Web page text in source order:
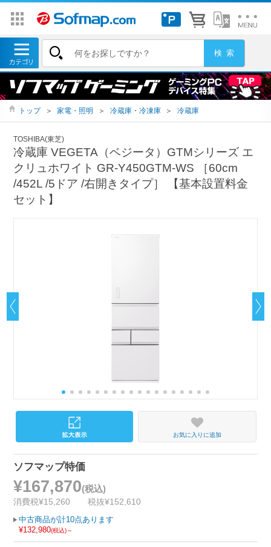
トップ ＞ 家電・照明 ＞ 冷蔵庫・冷凍庫 ＞ 冷蔵庫
TOSHIBA(東芝)
冷蔵庫 VEGETA（ベジータ）GTMシリーズ エ
クリュホワイト GR-Y450GTM-WS ［60cm
/452L /5ドア /右開きタイプ］ 【基本設置料金
セット】
お気に入りに追加
ソフマップ特価
¥167,870(税込)
消費税¥15,260 税抜¥152,610
中古商品が計10点あります
¥132,980(税込)～